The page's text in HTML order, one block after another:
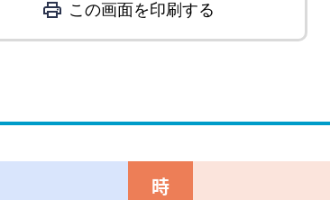
この画面を印刷する
時